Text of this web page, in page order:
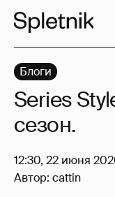
Блоги
Series
сезон.
12:30, 22 июня
Автор: cattin